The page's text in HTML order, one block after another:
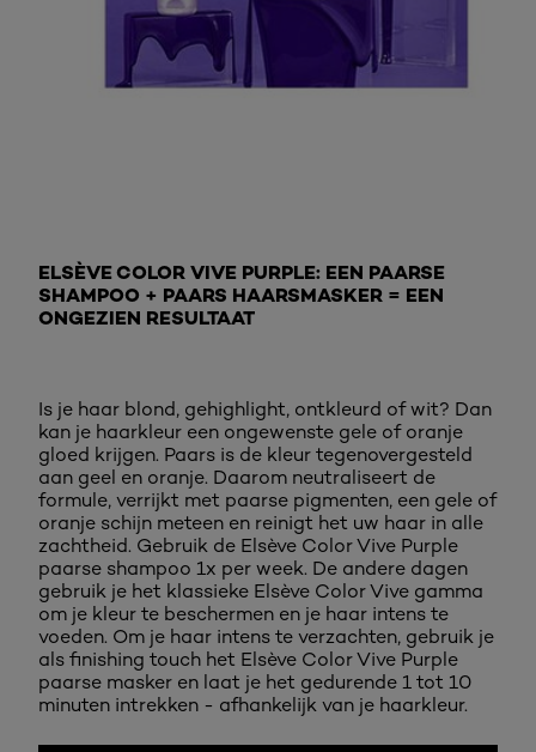
ELSÈVE COLOR VIVE PURPLE: EEN PAARSE
SHAMPOO + PAARS HAARSMASKER = EEN
ONGEZIEN RESULTAAT
Is je haar blond, gehighlight, ontkleurd of wit? Dan
kan je haarkleur een ongewenste gele of oranje
gloed krijgen. Paars is de kleur tegenovergesteld
aan geel en oranje. Daarom neutraliseert de
formule, verrijkt met paarse pigmenten, een gele of
oranje schijn meteen en reinigt het uw haar in alle
zachtheid. Gebruik de Elsève Color Vive Purple
paarse shampoo 1x per week. De andere dagen
gebruik je het klassieke Elsève Color Vive gamma
om je kleur te beschermen en je haar intens te
voeden. Om je haar intens te verzachten, gebruik je
als finishing touch het Elsève Color Vive Purple
paarse masker en laat je het gedurende 1 tot 10
minuten intrekken - afhankelijk van je haarkleur.